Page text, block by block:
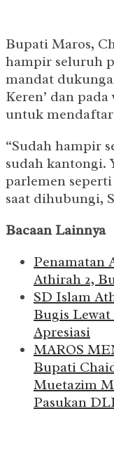
Bupati Maros,
hampir seluruh
mandat
Keren’ dan
untuk mendaftar
“Sudah hampir
sudah kantongi.
parlemen
saat dihubungi,
Bacaan Lainnya
Penamatan
Athirah 2,
SD Islam
Bugis
Apresiasi
MAROS
Bupati
Muetazim
Pasukan